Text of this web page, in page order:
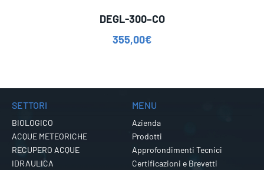
DEGL-300–CO
355,00€
SETTORI
BIOLOGICO
ACQUE METEORICHE
RECUPERO ACQUE
IDRAULICA
MENU
Azienda
Prodotti
Approfondimenti Tecnici
Certificazioni e Brevetti